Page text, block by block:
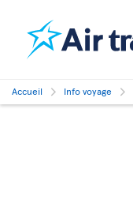
Accueil Info voyage